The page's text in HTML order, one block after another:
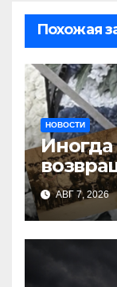
Похожая
НОВОСТИ
АВГ 7, 2026